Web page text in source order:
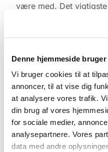
Denne hjemmeside
Vi bruger cookies til at
annoncer, til at vise dig
at analysere vores trafik.
din brug af vores
for sociale medier,
analysepartnere. Vores
data med andre
være med. Det
stemme, legen,
Tilmelding &
Yderligere info kan ske
Albrekt på mail:
telefon 55 25 16 51
Den1. maj er der
og venner til at komme
hvad vi har lavet. Det